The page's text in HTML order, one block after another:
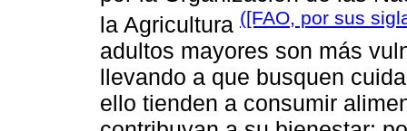
la Agricultura ([FAO, por sus
adultos mayores son más
llevando a que busquen
ello tienden a consumir